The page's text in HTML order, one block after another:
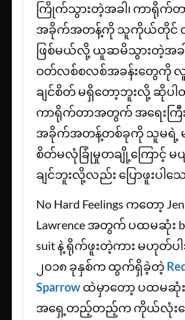
ကြိုက်သွားတဲ့အခါ၊ ကာရိုက်
အခိုက်အတန့်ကို သူကိုယ်တိုင်
ဖြစ်မယ်လို့ ယူဆမိသွားတဲ့အခ
ဝတ်လစ်စလစ်အခန်းတွေကို လူ
ချင်စိတ် မရှိတော့ဘူးလို့ ဆိုပ
ကာရိုက်တာအတွက် အရေးကြီ
အခိုက်အတန့်တစ်ခုကို သူမရဲ့
စိတ်မလုံခြုံမှုတချို့ကြောင့် မပ
ချင်ဘူးလို့လည်း ပြောဖူးပါ
No Hard Feelings ကတော့
Lawrence အတွက် ပထမဆုံး
suit နဲ့ ရိုက်ဖူးတဲ့ကား မဟုတ်ပါ
၂၀၁၈ ခုနှစ်က ထွက်ရှိခဲ့တဲ့
Sparrow ထဲမှာတော့ ပထမဆုံ
အရှေ့တည့်တည့်က ကိုယ်လုံးပ